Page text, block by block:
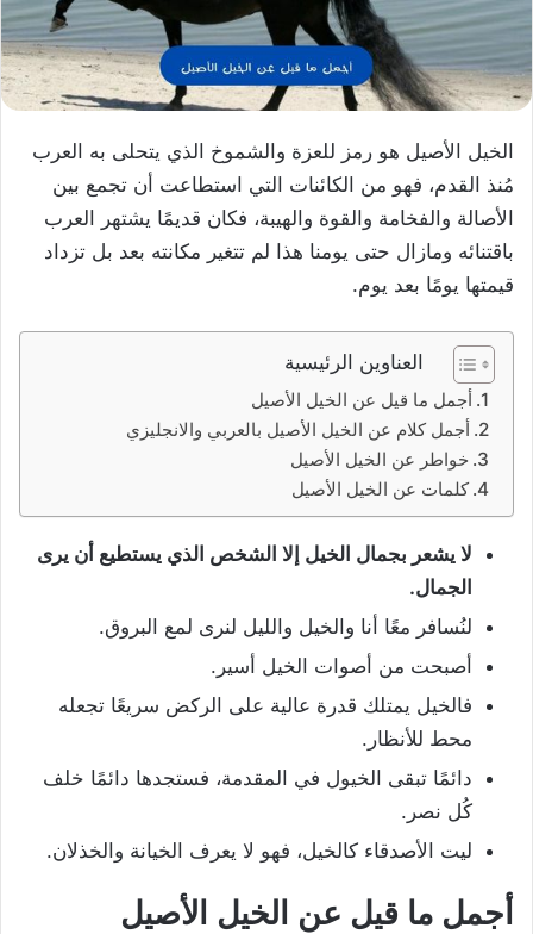
الخيل الأصيل هو رمز للعزة والشموخ الذي يتحلى به العرب
مُنذ القدم، فهو من الكائنات التي استطاعت أن تجمع بين
الأصالة والفخامة والقوة والهيبة، فكان قديمًا يشتهر العرب
باقتنائه ومازال حتى يومنا هذا لم تتغير مكانته بعد بل تزداد
قيمتها يومًا بعد يوم.
العناوين الرئيسية
أجمل ما قيل عن الخيل الأصيل
أجمل كلام عن الخيل الأصيل بالعربي والانجليزي
خواطر عن الخيل الأصيل
كلمات عن الخيل الأصيل
لا يشعر بجمال الخيل إلا الشخص الذي يستطيع أن يرى
الجمال.
لنُسافر معًا أنا والخيل والليل لنرى لمع البروق.
أصبحت من أصوات الخيل أسير.
فالخيل يمتلك قدرة عالية على الركض سريعًا تجعله
محط للأنظار.
دائمًا تبقى الخيول في المقدمة، فستجدها دائمًا خلف
كُل نصر.
ليت الأصدقاء كالخيل، فهو لا يعرف الخيانة والخذلان.
أجمل ما قيل عن الخيل الأصيل